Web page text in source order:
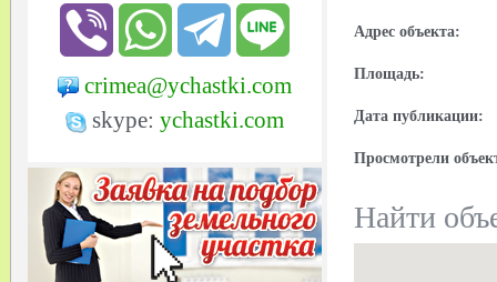
crimea@ychastki.com
skype: ychastki.com
Адрес объекта:
Площадь:
Дата публикации:
Просмотрели
Найти